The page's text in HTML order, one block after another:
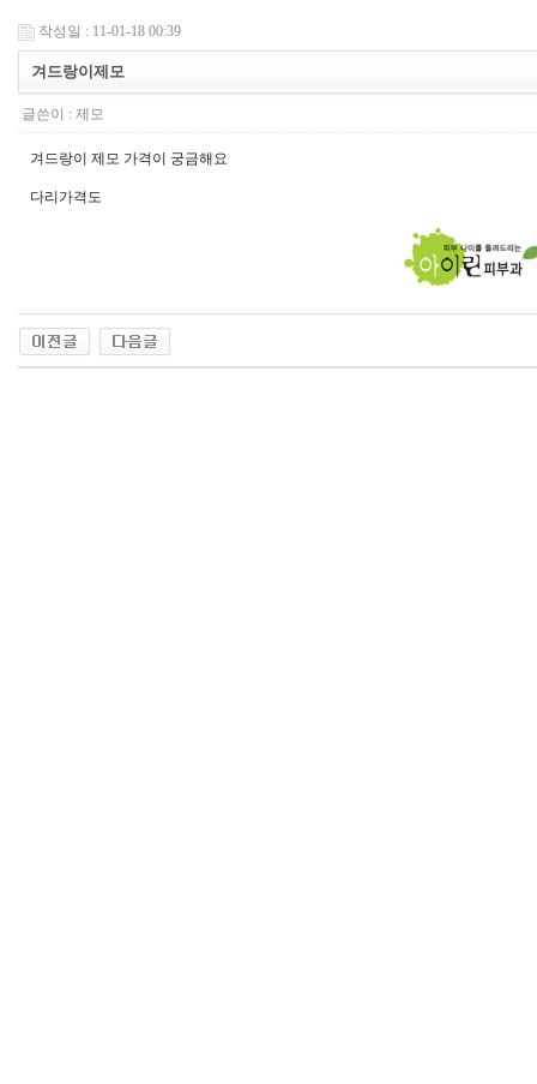
작성일 : 11-01-18 00:39
겨드랑이제모
글쓴이 : 제모
겨드랑이 제모 가격이 궁금해요
다리가격도